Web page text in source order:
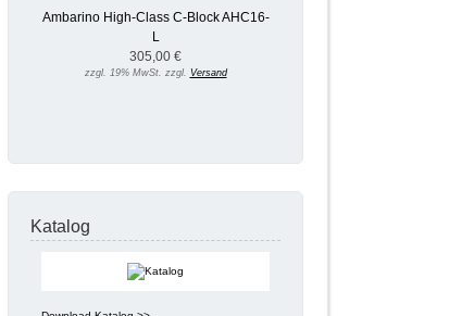
Ambarino High-Class C-Block AHC16-
L
305,00 €
zzgl. 19% MwSt. zzgl. Versand
Katalog